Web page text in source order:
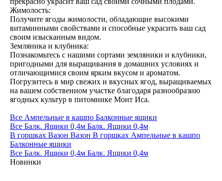
Жимолость:
Получите ягоды жимолости, обладающие высокими
витаминными свойствами и способные украсить ваш сад
своим изысканным видом.
Земляника и клубника:
Познакомьтесь с нашими сортами земляники и клубники,
пригодными для выращивания в домашних условиях и
отличающимися своим ярким вкусом и ароматом.
Погрузитесь в мир свежих и вкусных ягод, выращиваемых
на вашем собственном участке благодаря разнообразию
ягодных культур в питомнике Монт Иса.
Все Ампельные в кашпо Балконные ящики
Все Балк. Ящики 0,4м Балк. Ящики 0,4м
В горшках Вазон Вазон В горшках Ампельные в кашпо
Балконные ящики
Все Балк. Ящики 0,4м Балк. Ящики 0,4м
Новинки